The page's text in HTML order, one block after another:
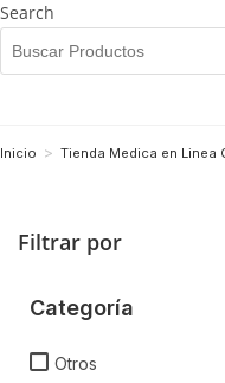
Search
Inicio > Tienda Medica en Linea
Filtrar por
Categoría
Otros